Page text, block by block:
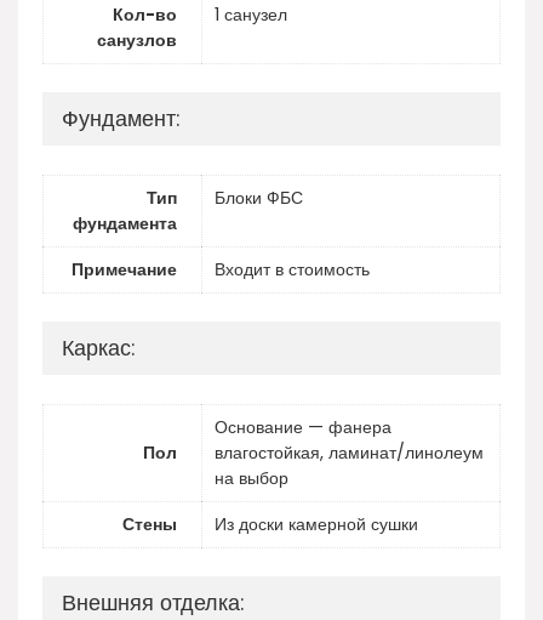
Кол-во
санузлов
1 санузел
Фундамент:
Тип
фундамента
Блоки ФБС
Примечание Входит в стоимость
Каркас:
Пол
Основание — фанера
влагостойкая, ламинат/линолеум
на выбор
Стены
Из доски камерной сушки
Внешняя отделка: